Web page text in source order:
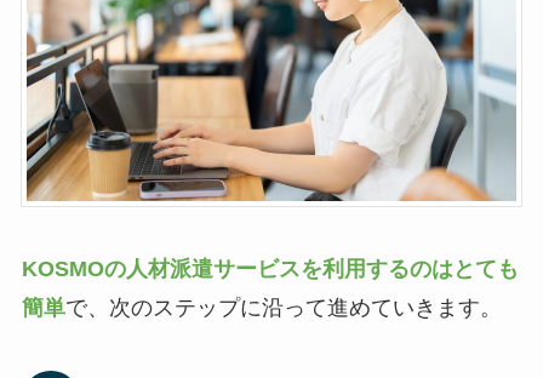
KOSMOの人材派遣サービスを利用するのはとても
簡単で、次のステップに沿って進めていきます。